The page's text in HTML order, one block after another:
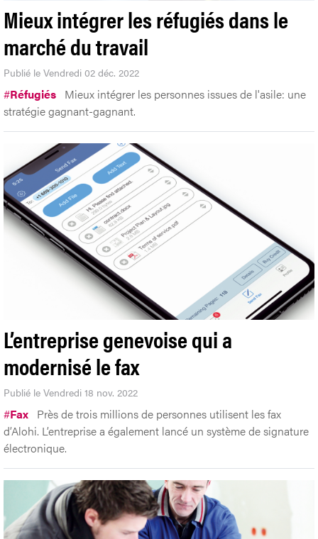
Mieux intégrer les réfugiés dans le
marché du travail
Publié le Vendredi 02 déc. 2022
#Réfugiés Mieux intégrer les personnes issues de l'asile: une
stratégie gagnant-gagnant.
L’entreprise genevoise qui a
modernisé le fax
Publié le Vendredi 18 nov. 2022
#Fax Près de trois millions de personnes utilisent les fax
d’Alohi. L’entreprise a également lancé un système de signature
électronique.